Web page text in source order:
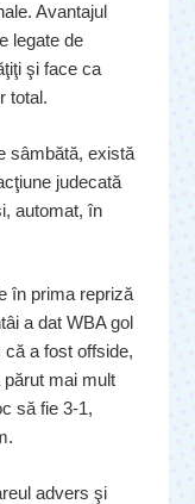
Avantajul
legate de
şi face ca
total.
sâmbătă, există
judecată
automat, în
în prima repriză
a dat WBA gol
a fost offside,
mai mult
să fie 3-1,
advers şi